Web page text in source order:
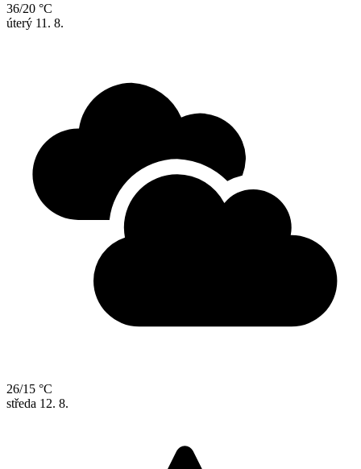
36/20 °C
úterý 11. 8.
26/15 °C
středa 12. 8.